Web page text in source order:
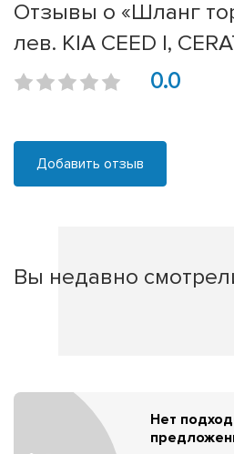
Отзывы о «Шланг
лев. KIA CEED I,
0.0
Добавить отзыв
Вы недавно
Нет